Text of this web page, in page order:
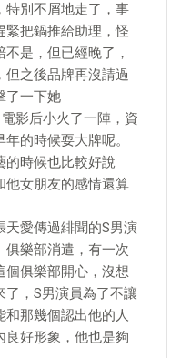
特別不屑地走了，事
緊把鍋推給助理，怪
是，但已經晚了，
之後品牌再沒請過
了一下她
影后小火了一陣，資
的時候耍大牌呢。
的時候也比較好說
他女朋友的感情還算
天愛傳過緋聞的S男演
俱樂部消遣，有一次
個俱樂部開心，沒想
，S男演員為了不讓
和那幾個認出他的人
良好形象，他也是夠